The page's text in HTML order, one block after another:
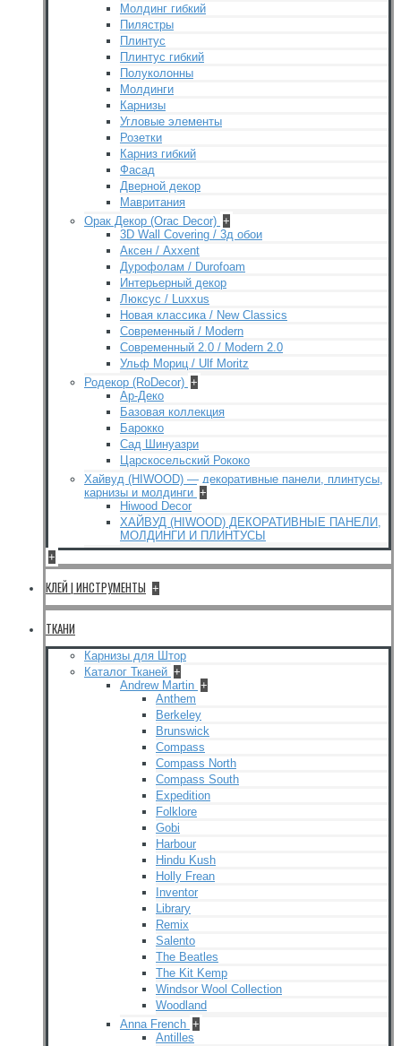
Молдинг гибкий
Пилястры
Плинтус
Плинтус гибкий
Полуколонны
Молдинги
Карнизы
Угловые элементы
Розетки
Карниз гибкий
Фасад
Дверной декор
Мавритания
Орак Декор (Orac Decor) +
3D Wall Covering / 3д обои
Аксен / Axxent
Дурофолам / Durofoam
Интерьерный декор
Люксус / Luxxus
Новая классика / New Classics
Современный / Modern
Современный 2.0 / Modern 2.0
Ульф Мориц / Ulf Moritz
Родекор (RoDecor) +
Ар-Деко
Базовая коллекция
Барокко
Сад Шинуазри
Царскосельский Рококо
Хайвуд (HIWOOD) — декоративные панели, плинтусы,
карнизы и молдинги +
Hiwood Decor
ХАЙВУД (HIWOOD) ДЕКОРАТИВНЫЕ ПАНЕЛИ,
МОЛДИНГИ И ПЛИНТУСЫ
+
КЛЕЙ | ИНСТРУМЕНТЫ +
ТКАНИ
Карнизы для Штор
Каталог Тканей +
Andrew Martin +
Anthem
Berkeley
Brunswick
Compass
Compass North
Compass South
Expedition
Folklore
Gobi
Harbour
Hindu Kush
Holly Frean
Inventor
Library
Remix
Salento
The Beatles
The Kit Kemp
Windsor Wool Collection
Woodland
Anna French +
Antilles